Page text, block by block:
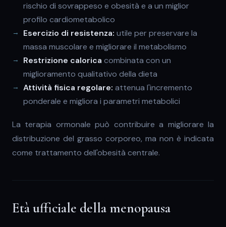
rischio di sovrappeso e obesità e a un miglior
profilo cardiometabolico
Esercizio di resistenza: utile per preservare la
massa muscolare e migliorare il metabolismo
Restrizione calorica combinata con un
miglioramento qualitativo della dieta
Attività fisica regolare: attenua l'incremento
ponderale e migliora i parametri metabolici
La terapia ormonale può contribuire a migliorare la
distribuzione del grasso corporeo, ma non è indicata
come trattamento dell'obesità centrale.
Età ufficiale della menopausa